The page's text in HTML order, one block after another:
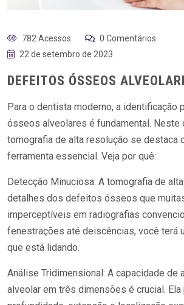
782 Acessos
0 Comentários
22 de setembro de 2023
DEFEITOS ÓSSEOS
Para o dentista moderno, a identificação
ósseos alveolares é fundamental. Neste
tomografia de alta resolução se destaca
ferramenta essencial. Veja por quê:
Detecção Minuciosa: A tomografia de
detalhes dos defeitos ósseos que
imperceptíveis em radiografias
fenestrações até deiscências, você terá
que está lidando.
Análise Tridimensional: A capacidade de
alveolar em três dimensões é crucial.